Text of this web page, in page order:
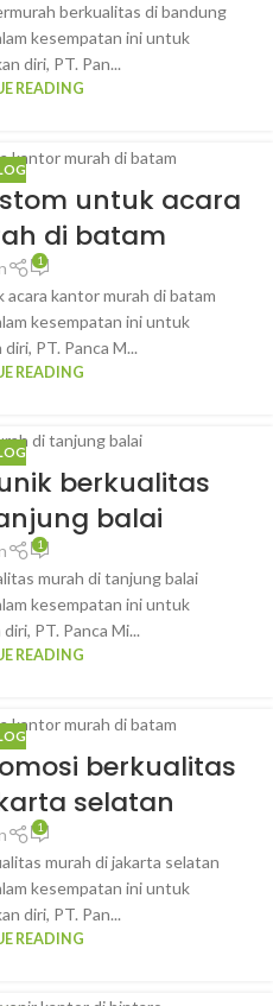
berkualitas di bandung
kesempatan ini untuk
diri, PT. Pan...
READING
untuk acara
di batam
1
kantor murah di batam
kesempatan ini untuk
PT. Panca M...
READING
berkualitas
balai
1
murah di tanjung balai
kesempatan ini untuk
PT. Panca Mi...
READING
berkualitas
selatan
1
murah di jakarta selatan
kesempatan ini untuk
diri, PT. Pan...
READING